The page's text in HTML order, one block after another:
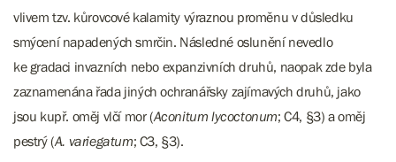
vlivem tzv. kůrovcové kalamity výraznou proměnu v důsledku
smýcení napadených smrčin. Následné oslunění nevedlo
ke gradaci invazních nebo expanzivních druhů, naopak zde byla
zaznamenána řada jiných ochranářsky zajímavých druhů, jako
jsou kupř. oměj vlčí mor (Aconitum lycoctonum; C4, §3) a oměj
pestrý (A. variegatum; C3, §3).